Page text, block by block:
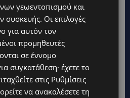
γεωεντοπισμού και
συσκευής. Οι επιλογές
για αυτόν τον
προμηθευτές
σε έννομο
συγκατάθεση· έχετε το
στις Ρυθμίσεις
να ανακαλέσετε τη